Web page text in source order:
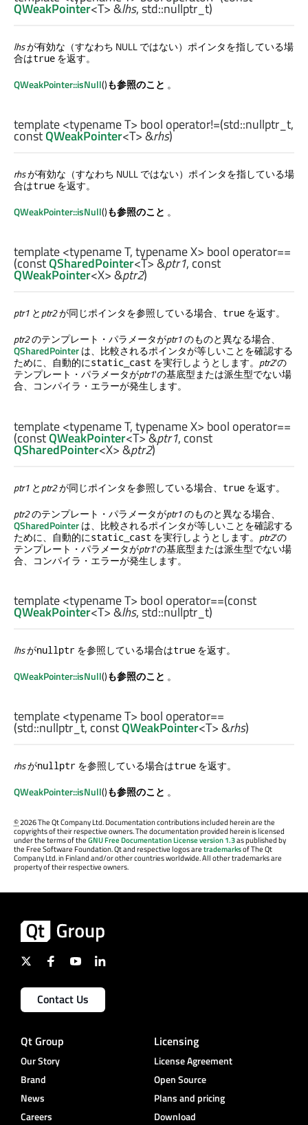
QWeakPointer<T> &lhs,std::nullptr_t)
lhsが有効な（すなわち NULL ではない）ポインタを指している場
合はtrue を返す。
QWeakPointer::isNull()も参照のこと 。
template <typename T> bool operator!=(std::nullptr_t,
constQWeakPointer<T> &rhs)
rhsが有効な（すなわち NULL ではない）ポインタを指している場
合はtrue を返す。
QWeakPointer::isNull()も参照のこと 。
template <typename T, typename X> bool operator==
(constQSharedPointer<T> &ptr1, const
QWeakPointer<X> &ptr2)
ptr1 とptr2が同じポインタを参照している場合、 true を返す。
ptr2のテンプレート・パラメータがptr1のものと異なる場合、
QSharedPointerは、比較されるポインタが等しいことを確認する
ために、自動的にstatic_cast を実行しようとします。 ptr2'の
テンプレート・パラメータがptr1'の基底型または派生型でない場
合、コンパイラ・エラーが発生します。
template <typename T, typename X> bool operator==
(constQWeakPointer<T> &ptr1, const
QSharedPointer<X> &ptr2)
ptr1 とptr2が同じポインタを参照している場合、 true を返す。
ptr2のテンプレート・パラメータがptr1のものと異なる場合、
QSharedPointerは、比較されるポインタが等しいことを確認する
ために、自動的にstatic_cast を実行しようとします。 ptr2'の
テンプレート・パラメータがptr1'の基底型または派生型でない場
合、コンパイラ・エラーが発生します。
template <typename T> bool operator==(const
QWeakPointer<T> &lhs,std::nullptr_t)
lhsがnullptr を参照している場合はtrue を返す。
QWeakPointer::isNull()も参照のこと 。
template <typename T> bool operator==
(std::nullptr_t, constQWeakPointer<T> &rhs)
rhsがnullptr を参照している場合はtrue を返す。
QWeakPointer::isNull()も参照のこと 。
©2026 The Qt Company Ltd. Documentation contributions included herein are the
copyrights of their respective owners. The documentation provided herein is licensed
under the terms of theGNU Free Documentation License version 1.3as published by
the Free Software Foundation. Qt and respective logos aretrademarksof The Qt
Company Ltd. in Finland and/or other countries worldwide. All other trademarks are
property of their respective owners.
Contact Us
Qt Group
Our Story
Brand
News
Careers
Licensing
License Agreement
Open Source
Plans and pricing
Download